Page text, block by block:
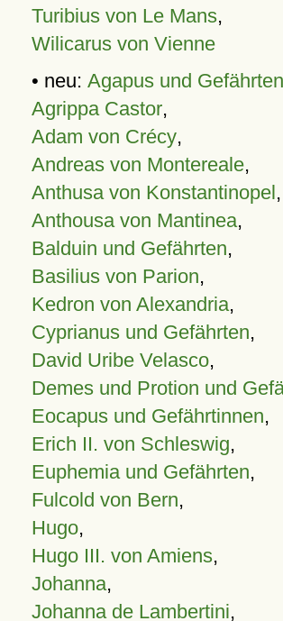
Turibius von Le Mans,
Wilicarus von Vienne
• neu: Agapus und Gefährten
Agrippa Castor,
Adam von Crécy,
Andreas von Montereale,
Anthusa von Konstantinopel,
Anthousa von Mantinea,
Balduin und Gefährten,
Basilius von Parion,
Kedron von Alexandria,
Cyprianus und Gefährten,
David Uribe Velasco,
Demes und Protion und
Eocapus und Gefährtinnen,
Erich II. von Schleswig,
Euphemia und Gefährten,
Fulcold von Bern,
Hugo,
Hugo III. von Amiens,
Johanna,
Johanna de Lambertini,